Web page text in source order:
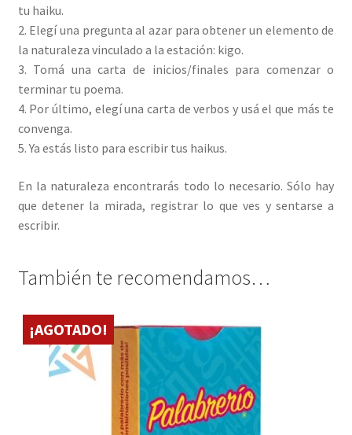
tu haiku.
2. Elegí una pregunta al azar para obtener un elemento de
la naturaleza vinculado a la estación: kigo.
3. Tomá una carta de inicios/finales para comenzar o
terminar tu poema.
4. Por último, elegí una carta de verbos y usá el que más te
convenga.
5. Ya estás listo para escribir tus haikus.
En la naturaleza encontrarás todo lo necesario. Sólo hay
que detener la mirada, registrar lo que ves y sentarse a
escribir.
También te recomendamos…
¡AGOTADO!